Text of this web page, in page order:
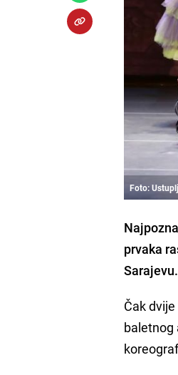
Foto:
prvaka
Sarajevu.
Čak
baletnog